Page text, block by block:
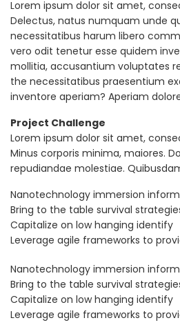
Lorem ipsum dolor sit amet,
Delectus, natus numquam unde
necessitatibus harum libero
vero odit tenetur esse quidem
mollitia, accusantium voluptates
the necessitatibus praesentium
inventore aperiam? Aperiam
Project Challenge
Lorem ipsum dolor sit amet,
Minus corporis minima, maiores.
repudiandae molestiae.
Nanotechnology immersion
Bring to the table survival
Capitalize on low hanging identify
Leverage agile frameworks to
Nanotechnology immersion
Bring to the table survival
Capitalize on low hanging identify
Leverage agile frameworks to